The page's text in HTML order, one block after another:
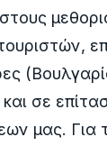
σε
μας.